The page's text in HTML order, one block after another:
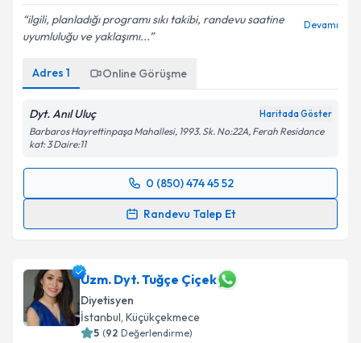
ilgili, planladığı programı sıkı takibi, randevu saatine
uyumluluğu ve yaklaşımı...
Devamı
Adres 1 Online Görüşme
Dyt. Anıl Uluç Haritada Göster
Barbaros Hayrettinpaşa Mahallesi, 1993. Sk. No:22A, Ferah Residance
kat: 3 Daire:11
0 (850) 474 45 52
Randevu Talep Et
Randevu Takvimi Talebi
hazırlandığında e-posta ile bilgilendireceğiz.
E-posta Adresiniz
Uzm. Dyt. Tuğçe Çiçek
Diyetisyen
İstanbul, Küçükçekmece
5 (92 Değerlendirme)